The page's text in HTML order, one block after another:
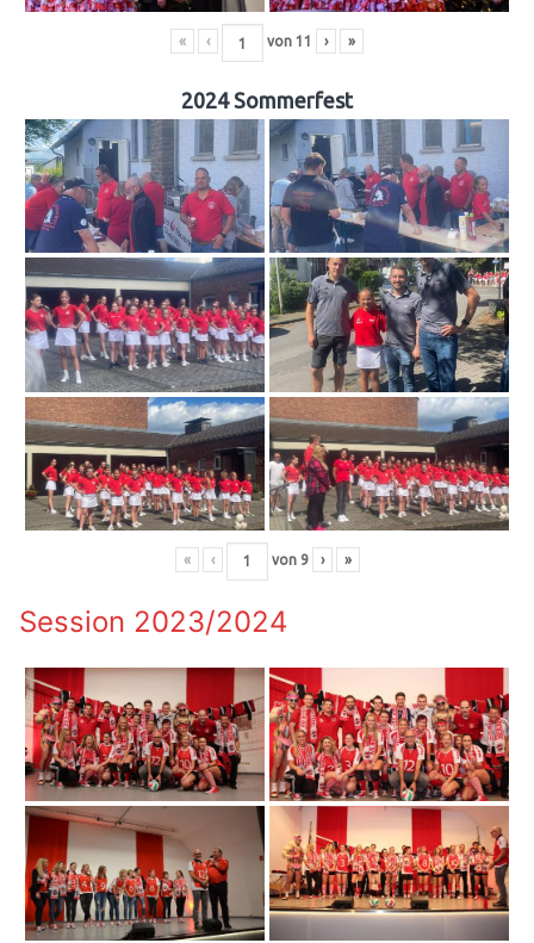
« ‹ von 11 › »
2024 Sommerfest
« ‹ von 9 › »
Session 2023/2024